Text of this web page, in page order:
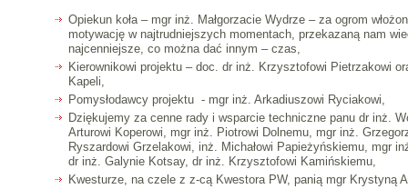
Opiekun koła – mgr inż. Małgorzacie Wydrze – za ogrom
motywację w najtrudniejszych momentach, przekazaną nam
najcenniejsze, co można dać innym – czas,
Kierownikowi projektu – doc. dr inż. Krzysztofowi Pietrzakowi
Kapeli,
Pomysłodawcy projektu - mgr inż. Arkadiuszowi Ryciakowi,
Dziękujemy za cenne rady i wsparcie techniczne panu dr inż.
Arturowi Koperowi, mgr inż. Piotrowi Dolnemu, mgr inż.
Ryszardowi Grzelakowi, inż. Michałowi Papieżyńskiemu, mgr
dr inż. Galynie Kotsay, dr inż. Krzysztofowi Kamińskiemu,
Kwesturze, na czele z z-cą Kwestora PW, panią mgr Krystyną